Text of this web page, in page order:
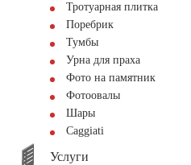
Тротуарная плитка
Поребрик
Тумбы
Урна для праха
Фото на памятник
Фотоовалы
Шары
Сaggiati
Услуги